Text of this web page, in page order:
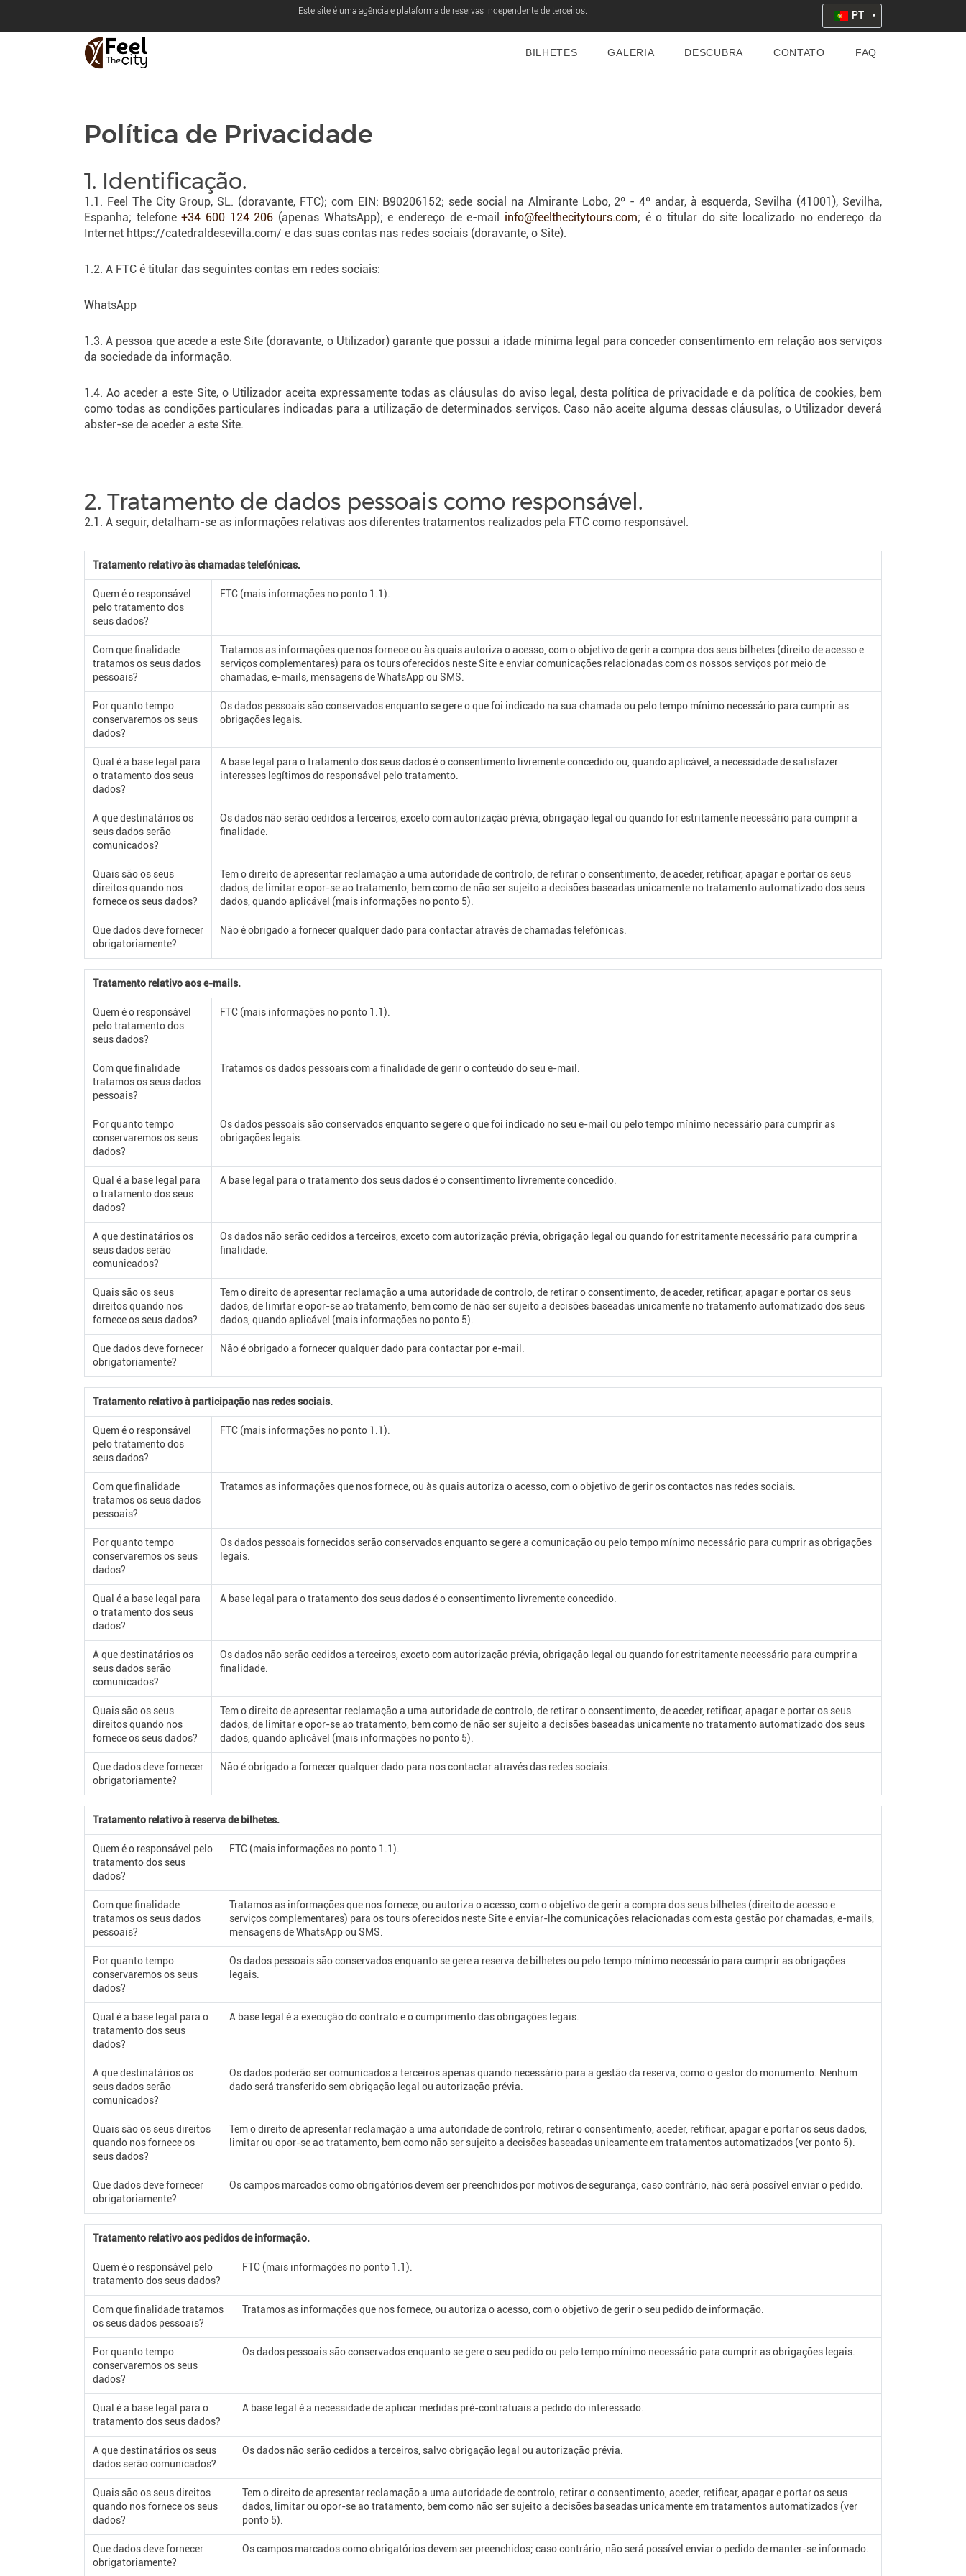
Este site é uma agência e plataforma de reservas independente de terceiros. PT
BILHETES GALERIA DESCUBRA CONTATO FAQ
Política de Privacidade
1. Identificação.
1.1. Feel The City Group, SL. (doravante, FTC); com EIN: B90206152; sede social na Almirante Lobo, 2º - 4º andar, à esquerda, Sevilha (41001), Sevilha,
Espanha; telefone+34 600 124 206 (apenas WhatsApp); e endereço de e-mail info@feelthecitytours.com; é o titular do site localizado no endereço da
Internet https://catedraldesevilla.com/ e das suas contas nas redes sociais (doravante, o Site).
1.2. A FTC é titular das seguintes contas em redes sociais:
WhatsApp
1.3. A pessoa que acede a este Site (doravante, o Utilizador) garante que possui a idade mínima legal para conceder consentimento em relação aos serviços
da sociedade da informação.
1.4. Ao aceder a este Site, o Utilizador aceita expressamente todas as cláusulas do aviso legal, desta política de privacidade e da política de cookies, bem
como todas as condições particulares indicadas para a utilização de determinados serviços. Caso não aceite alguma dessas cláusulas, o Utilizador deverá
abster-se de aceder a este Site.
2. Tratamento de dados pessoais como responsável.
2.1. A seguir, detalham-se as informações relativas aos diferentes tratamentos realizados pela FTC como responsável.
Tratamento relativo às chamadas telefónicas.
Quem é o responsável
pelo tratamento dos
seus dados?
FTC (mais informações no ponto 1.1).
Com que finalidade
tratamos os seus dados
pessoais?
Tratamos as informações que nos fornece ou às quais autoriza o acesso, com o objetivo de gerir a compra dos seus bilhetes (direito de acesso e
serviços complementares) para os tours oferecidos neste Site e enviar comunicações relacionadas com os nossos serviços por meio de
chamadas, e-mails, mensagens de WhatsApp ou SMS.
Por quanto tempo
conservaremos os seus
dados?
Os dados pessoais são conservados enquanto se gere o que foi indicado na sua chamada ou pelo tempo mínimo necessário para cumprir as
obrigações legais.
Qual é a base legal para
o tratamento dos seus
dados?
A base legal para o tratamento dos seus dados é o consentimento livremente concedido ou, quando aplicável, a necessidade de satisfazer
interesses legítimos do responsável pelo tratamento.
A que destinatários os
seus dados serão
comunicados?
Os dados não serão cedidos a terceiros, exceto com autorização prévia, obrigação legal ou quando for estritamente necessário para cumprir a
finalidade.
Quais são os seus
direitos quando nos
fornece os seus dados?
Tem o direito de apresentar reclamação a uma autoridade de controlo, de retirar o consentimento, de aceder, retificar, apagar e portar os seus
dados, de limitar e opor-se ao tratamento, bem como de não ser sujeito a decisões baseadas unicamente no tratamento automatizado dos seus
dados, quando aplicável (mais informações no ponto 5).
Que dados deve fornecer
obrigatoriamente?
Não é obrigado a fornecer qualquer dado para contactar através de chamadas telefónicas.
Tratamento relativo aos e-mails.
Quem é o responsável
pelo tratamento dos
seus dados?
FTC (mais informações no ponto 1.1).
Com que finalidade
tratamos os seus dados
pessoais?
Tratamos os dados pessoais com a finalidade de gerir o conteúdo do seu e-mail.
Por quanto tempo
conservaremos os seus
dados?
Os dados pessoais são conservados enquanto se gere o que foi indicado no seu e-mail ou pelo tempo mínimo necessário para cumprir as
obrigações legais.
Qual é a base legal para
o tratamento dos seus
dados?
A base legal para o tratamento dos seus dados é o consentimento livremente concedido.
A que destinatários os
seus dados serão
comunicados?
Os dados não serão cedidos a terceiros, exceto com autorização prévia, obrigação legal ou quando for estritamente necessário para cumprir a
finalidade.
Quais são os seus
direitos quando nos
fornece os seus dados?
Tem o direito de apresentar reclamação a uma autoridade de controlo, de retirar o consentimento, de aceder, retificar, apagar e portar os seus
dados, de limitar e opor-se ao tratamento, bem como de não ser sujeito a decisões baseadas unicamente no tratamento automatizado dos seus
dados, quando aplicável (mais informações no ponto 5).
Que dados deve fornecer
obrigatoriamente?
Não é obrigado a fornecer qualquer dado para contactar por e-mail.
Tratamento relativo à participação nas redes sociais.
Quem é o responsável
pelo tratamento dos
seus dados?
FTC (mais informações no ponto 1.1).
Com que finalidade
tratamos os seus dados
pessoais?
Tratamos as informações que nos fornece, ou às quais autoriza o acesso, com o objetivo de gerir os contactos nas redes sociais.
Por quanto tempo
conservaremos os seus
dados?
Os dados pessoais fornecidos serão conservados enquanto se gere a comunicação ou pelo tempo mínimo necessário para cumprir as obrigações
legais.
Qual é a base legal para
o tratamento dos seus
dados?
A base legal para o tratamento dos seus dados é o consentimento livremente concedido.
A que destinatários os
seus dados serão
comunicados?
Os dados não serão cedidos a terceiros, exceto com autorização prévia, obrigação legal ou quando for estritamente necessário para cumprir a
finalidade.
Quais são os seus
direitos quando nos
fornece os seus dados?
Tem o direito de apresentar reclamação a uma autoridade de controlo, de retirar o consentimento, de aceder, retificar, apagar e portar os seus
dados, de limitar e opor-se ao tratamento, bem como de não ser sujeito a decisões baseadas unicamente no tratamento automatizado dos seus
dados, quando aplicável (mais informações no ponto 5).
Que dados deve fornecer
obrigatoriamente?
Não é obrigado a fornecer qualquer dado para nos contactar através das redes sociais.
Tratamento relativo à reserva de bilhetes.
Quem é o responsável pelo
tratamento dos seus
dados?
FTC (mais informações no ponto 1.1).
Com que finalidade
tratamos os seus dados
pessoais?
Tratamos as informações que nos fornece, ou autoriza o acesso, com o objetivo de gerir a compra dos seus bilhetes (direito de acesso e
serviços complementares) para os tours oferecidos neste Site e enviar-lhe comunicações relacionadas com esta gestão por chamadas, e-mails,
mensagens de WhatsApp ou SMS.
Por quanto tempo
conservaremos os seus
dados?
Os dados pessoais são conservados enquanto se gere a reserva de bilhetes ou pelo tempo mínimo necessário para cumprir as obrigações
legais.
Qual é a base legal para o
tratamento dos seus
dados?
A base legal é a execução do contrato e o cumprimento das obrigações legais.
A que destinatários os
seus dados serão
comunicados?
Os dados poderão ser comunicados a terceiros apenas quando necessário para a gestão da reserva, como o gestor do monumento. Nenhum
dado será transferido sem obrigação legal ou autorização prévia.
Quais são os seus direitos
quando nos fornece os
seus dados?
Tem o direito de apresentar reclamação a uma autoridade de controlo, retirar o consentimento, aceder, retificar, apagar e portar os seus dados,
limitar ou opor-se ao tratamento, bem como não ser sujeito a decisões baseadas unicamente em tratamentos automatizados (ver ponto 5).
Que dados deve fornecer
obrigatoriamente?
Os campos marcados como obrigatórios devem ser preenchidos por motivos de segurança; caso contrário, não será possível enviar o pedido.
Tratamento relativo aos pedidos de informação.
Quem é o responsável pelo
tratamento dos seus dados?
FTC (mais informações no ponto 1.1).
Com que finalidade tratamos
os seus dados pessoais?
Tratamos as informações que nos fornece, ou autoriza o acesso, com o objetivo de gerir o seu pedido de informação.
Por quanto tempo
conservaremos os seus
dados?
Os dados pessoais são conservados enquanto se gere o seu pedido ou pelo tempo mínimo necessário para cumprir as obrigações legais.
Qual é a base legal para o
tratamento dos seus dados?
A base legal é a necessidade de aplicar medidas pré-contratuais a pedido do interessado.
A que destinatários os seus
dados serão comunicados?
Os dados não serão cedidos a terceiros, salvo obrigação legal ou autorização prévia.
Quais são os seus direitos
quando nos fornece os seus
dados?
Tem o direito de apresentar reclamação a uma autoridade de controlo, retirar o consentimento, aceder, retificar, apagar e portar os seus
dados, limitar ou opor-se ao tratamento, bem como não ser sujeito a decisões baseadas unicamente em tratamentos automatizados (ver
ponto 5).
Que dados deve fornecer
obrigatoriamente?
Os campos marcados como obrigatórios devem ser preenchidos; caso contrário, não será possível enviar o pedido de manter-se informado.